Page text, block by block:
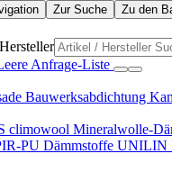
Zur Suche
Zu den
Anfrage-Liste
Bauwerksabdichtung
climowool Mineralwolle-
PU Dämmstoffe UNILIN